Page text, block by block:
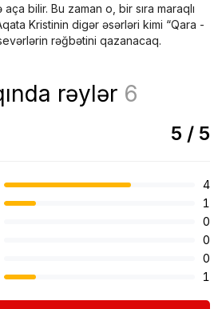
bilir. Bu zaman o, bir sıra maraqlı
Kristinin digər əsərləri kimi “Qara
rəğbətini qazanacaq.
rəylər 6
5 / 5
4
1
0
0
0
1